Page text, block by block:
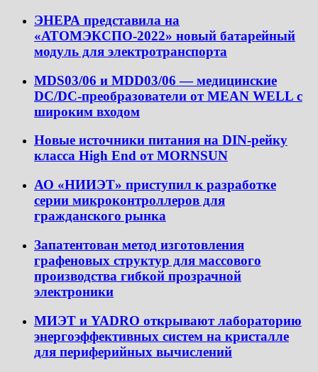
ЭНЕРА представила на
«АТОМЭКСПО-2022» новый батарейный
модуль для электротранспорта
MDS03/06 и MDD03/06 — медицинские
DC/DC-преобразователи от MEAN WELL с
широким входом
Новые источники питания на DIN-рейку
класса High End от MORNSUN
АО «НИИЭТ» приступил к разработке
серии микроконтроллеров для
гражданского рынка
Запатентован метод изготовления
графеновых структур для массового
производства гибкой прозрачной
электроники
МИЭТ и YADRO открывают лабораторию
энергоэффективных систем на кристалле
для периферийных вычислений